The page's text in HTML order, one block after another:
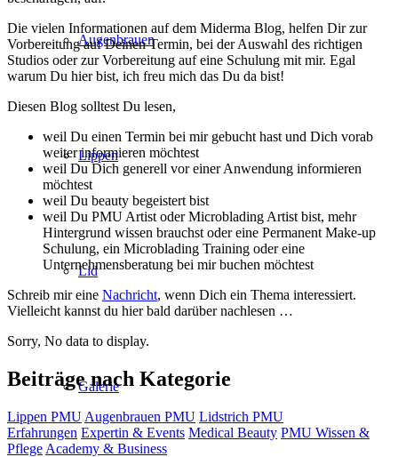
Augenbrauen
Lippen
Lid
Galerie
Die vielen Informationen auf dem Miderma Blog, helfen Dir zur
Vorbereitung auf Deinen Termin, bei der Auswahl des richtigen
Studios oder zur Vorbereitung auf eine Schulung mit mir. Egal
warum Du hier bist, ich freu mich das Du da bist!
Diesen Blog solltest Du lesen,
weil Du einen Termin bei mir gebucht hast und Dich vorab
weiter informieren möchtest
weil Du Dich generell vor einer Anwendung informieren
möchtest
weil Du beauty begeistert bist
weil Du PMU Artist oder Microblading Artist bist, mehr
Hintergrund wissen brauchst oder eine Permanent Make-up
Schulung, ein Microblading Training oder eine
Unternehmensberatung bei mir buchen möchtest
Schreib mir eine Nachricht, wenn Dich ein Thema interessiert.
Vielleicht kannst du hier bald darüber nachlesen …
Sorry, No data to display.
Beiträge nach Kategorie
Lippen PMU Augenbrauen PMU Lidstrich PMU
Erfahrungen Expertin & Events Medical Beauty PMU Wissen &
Pflege Academy & Business